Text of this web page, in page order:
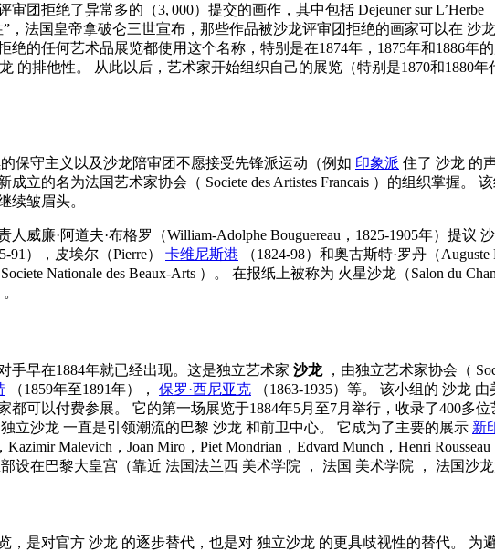
审团拒绝了异常多的（3, 000）提交的画作，其中包括 Dejeuner sur L’Herbe
，法国皇帝拿破仑三世宣布，那些作品被沙龙评审团拒绝的画家可以在 沙龙
绝的任何艺术品展览都使用这个名称，特别是在1874年，1875年和1886
的排他性。 从此以后，艺术家开始组织自己的展览（特别是1870和1880
保守主义以及沙龙陪审团不愿接受先锋派运动（例如 印象派 住了 沙龙 的
成立的名为法国艺术家协会（ Societe des Artistes Francais ）的组织掌握。
续皱眉头。
威廉·阿道夫·布格罗（William-Adolphe Bouguereau，1825-1905年）提议
91），皮埃尔（Pierre） 卡维尼斯港 （1824-98）和奥古斯特·罗丹（
Societe Nationale des Beaux-Arts ）。 在报纸上被称为 火星沙龙（Salon du
。
手早在1884年就已经出现。这是独立艺术家 沙龙 ，由独立艺术家协会（
（1859年至1891年）， 保罗·西尼亚克 （1863-1935）等。 该小组的 沙龙 由
都可以付费参展。 它的第一场展览于1884年5月至7月举行，收录了400多
独立沙龙 一直是引领潮流的巴黎 沙龙 和前卫中心。 它成为了主要的展示 新
Malevich，Joan Miro，Piet Mondrian，Edvard Munch，Henri
设在巴黎大皇宫（靠近 法国法兰西 美术学院 ， 法国 美术学院 ， 法国沙
，是对官方 沙龙 的逐步替代，也是对 独立沙龙 的更具歧视性的替代。 为